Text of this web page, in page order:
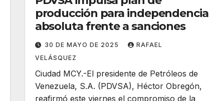
producción para independencia
absoluta frente a sanciones
30 DE MAYO DE 2025
RAFAEL
VELÁSQUEZ
Ciudad MCY.-El presidente de Petróleos de
Venezuela, S.A. (PDVSA), Héctor Obregón,
reafirmó este viernes el compromiso de la